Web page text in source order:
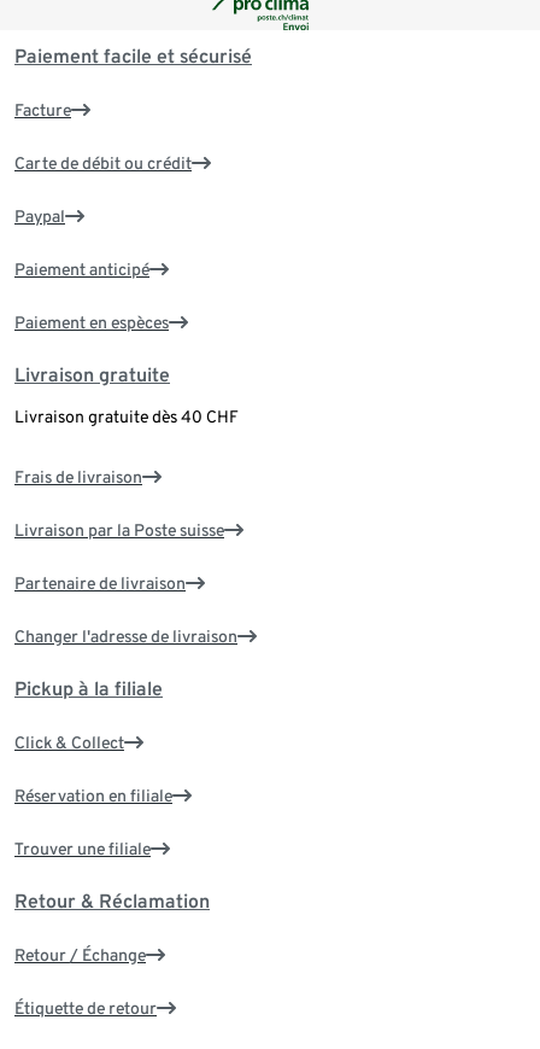
Paiement facile et sécurisé
Facture
Carte de débit ou crédit
Paypal
Paiement anticipé
Paiement en espèces
Livraison gratuite
Livraison gratuite dès 40 CHF
Frais de livraison
Livraison par la Poste suisse
Partenaire de livraison
Changer l'adresse de livraison
Pickup à la filiale
Click & Collect
Réservation en filiale
Trouver une filiale
Retour & Réclamation
Retour / Échange
Étiquette de retour